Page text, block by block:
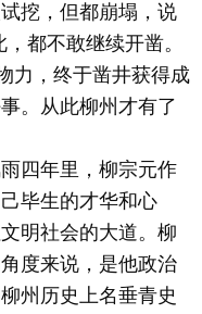
挖，但都崩塌，说
都不敢继续开凿。
力，终于凿井获得成
。从此柳州才有了
四年里，柳宗元作
毕生的才华和心
明社会的大道。柳
度来说，是他政治
州历史上名垂青史